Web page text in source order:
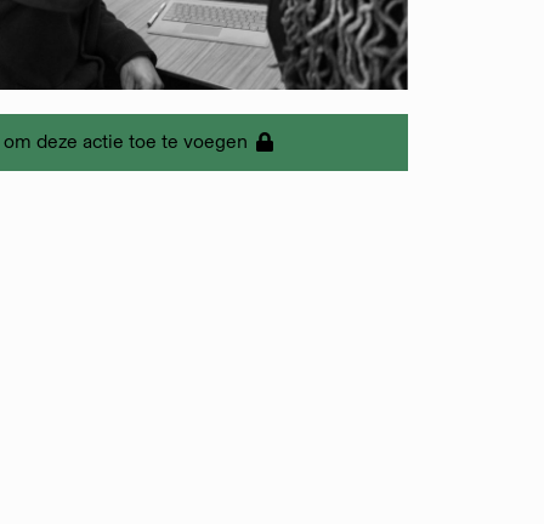
deze actie toe te voegen